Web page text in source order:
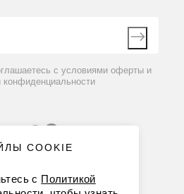
с условиями оферты и
конфиденциальности
COOKIE
с Политикой